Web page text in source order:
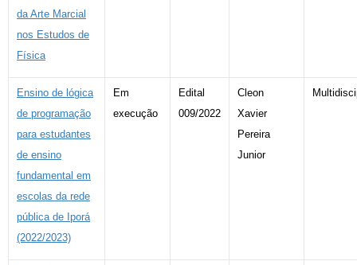
da Arte Marcial
nos Estudos de
Física
Ensino de lógica
de programação
para estudantes
de ensino
fundamental em
escolas da rede
pública de Iporá
(2022/2023)
Em
execução
Edital
009/2022
Cleon
Xavier
Pereira
Junior